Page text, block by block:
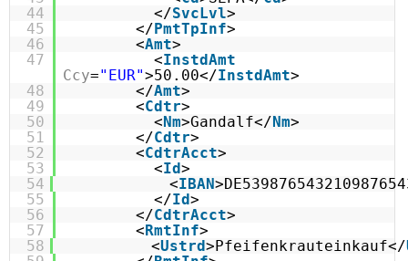
44
</SvcLvl>
45
</ PmtTpInf>
46
<Amt>
47
<InstdAmt
Ccy="EUR">50.00</InstdAmt>
48
</Amt>
49
<Cdtr>
50
< Nm>Gandalf</ Nm>
51
</Cdtr>
52
<CdtrAcct>
53
<Id>
54
<IBAN
55
</Id>
56
</CdtrAcct>
57
< RmtInf>
58
<Ustrd>Pfeifenkrauteinkauf</